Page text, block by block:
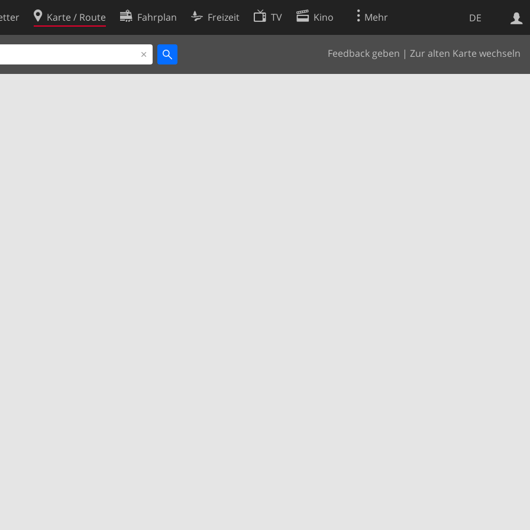
DE
Karte / Route Fahrplan Freizeit TV Kino Mehr
Feedback geben | Zur alten Karte wechseln
Websuche
Cookie-Richtlinie
Cookie-Einstellungen